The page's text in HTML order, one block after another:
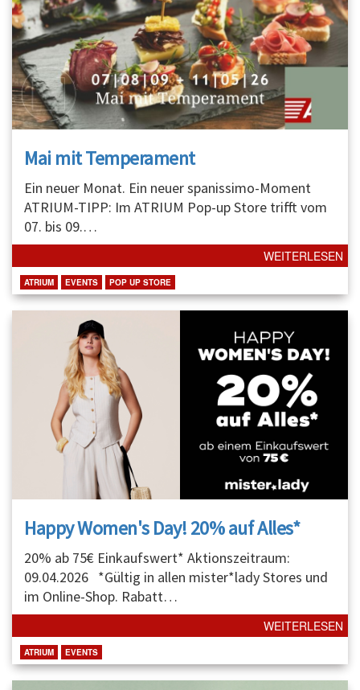
Mai mit Temperament
Ein neuer Monat. Ein neuer spanissimo-Moment
ATRIUM-TIPP: Im ATRIUM Pop-up Store trifft vom
07. bis 09.…
WEITERLESEN
ATRIUM EVENTS POP UP STORE
Happy Women's Day! 20% auf Alles*
20% ab 75€ Einkaufswert* Aktionszeitraum:
09.04.2026 *Gültig in allen mister*lady Stores und
im Online-Shop. Rabatt…
WEITERLESEN
ATRIUM EVENTS